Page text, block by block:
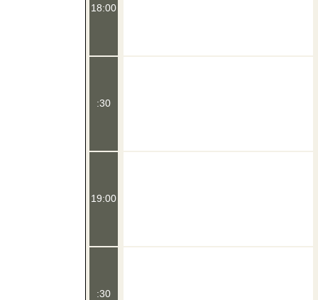
18:00
:30
19:00
:30